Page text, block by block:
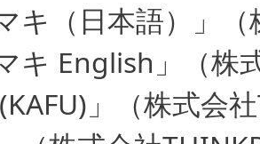
キ（日本語）」
キ English」（株
(KAFU)」（株式会